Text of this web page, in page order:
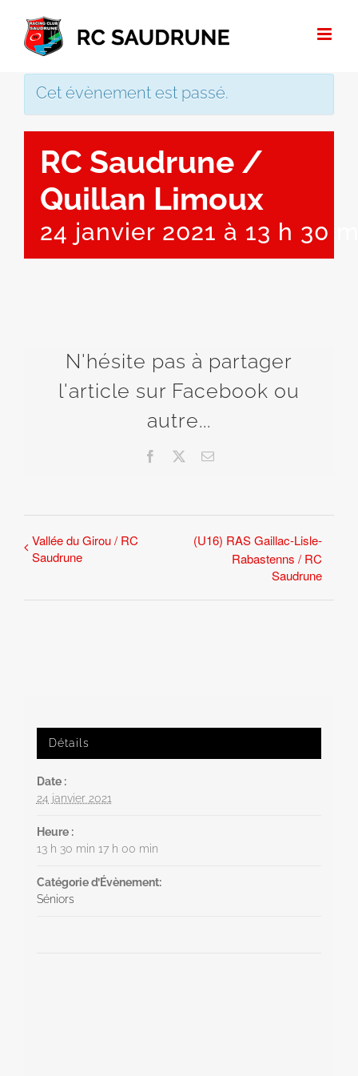
Passer
contenu
Cet évènement est passé.
RC Saudrune /
Quillan Limoux
24 janvier 2021 à 13 h 30
N'hésite pas à partager
l'article sur Facebook ou
autre...
Facebook Email
Vallée du Girou / RC
Saudrune
(U16) RAS Gaillac-Lisle-
Rabastenns / RC
Saudrune
Détails
Date :
24 janvier 2021
Heure :
13 h 30 min 17 h 00 min
Catégorie d’Évènement:
Séniors